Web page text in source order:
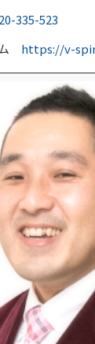
335-523
https://v-